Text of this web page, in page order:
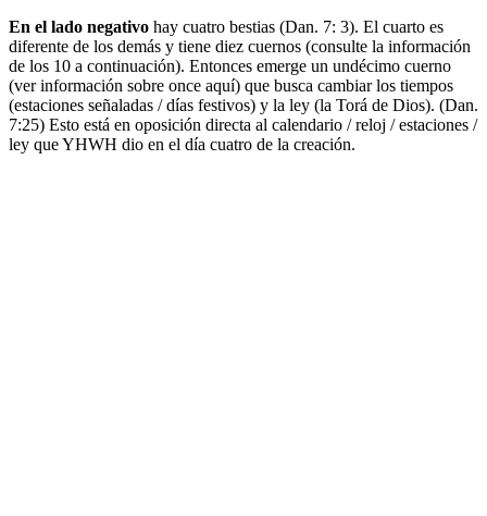
En el lado negativo hay cuatro bestias (Dan. 7: 3). El cuarto es
diferente de los demás y tiene diez cuernos (consulte la información
de los 10 a continuación). Entonces emerge un undécimo cuerno
(ver información sobre once aquí) que busca cambiar los tiempos
(estaciones señaladas / días festivos) y la ley (la Torá de Dios). (Dan.
7:25) Esto está en oposición directa al calendario / reloj / estaciones /
ley que YHWH dio en el día cuatro de la creación.